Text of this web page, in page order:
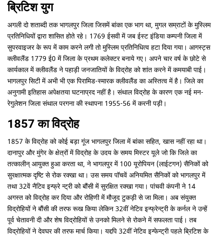
ब्रिटिश युग
अगली दो शताब्दी तक भागलपुर जिला जिसमें बांका एक भाग था, मुगल सम्राटों के मुस्लिम
प्रतिनिधियों द्वारा शासित होते रहे। 1769 ईसवी में जब ईस्ट इंडिया कम्पनी जिला में
सुपरवाइजर के रूप में काम करने लगी तो मुस्लिम प्रतिनिधित्व हटा दिया गया। आगस्ट्स
क्ली‍वलैंड 1779 ई0 में जिला के प्रथम कलेक्टर बनाये गए। अपने चार वर्ष के छोटे से
कार्यकाल में क्लीवलैंड ने पहाड़ी जनजातियों के विद्रोह को शांत करने में कमयाबी पाई।
भागलपुर सिटी में अभी भी एक पिरामिड-स्मारक क्लीवलैंड का अस्तित्व में है। जिले का
अनुगामी इतिहास अपेक्षतया घटनाप्रद नहीं है। संथाल विद्रोह के कारण एक नई मन-
रेगुलेशन जिला संथाल परगना की स्थापना 1955-56 में करनी पड़ी।
1857 का विद्रोह
1857 के विद्रोह को कोई बड़ा गूंज भागलपुर जिला में बांका सहित, खास नहीं रहा था।
दानापुर और मुंगेर के क्षेत्रों में विद्रोह के उदय के समय मिस्टर यूले जो कि जिले का
तत्कालीन् आयुक्त हुआ करता था, ने भागलपुर में 100 यूरोपियन (लाईटगन) सैनिकों को
सुरक्षात्मक दृष्टि से रोक रक्खा था। उस समय पॉचवें अनियमित सैनिकों को भागलपुर में
तथा 32वें नैटिव इन्फ्रे न्ट्री को बौंसी में सुरक्षित रक्खा गया। पांचवी कंपनी ने 14
अगस्त को विद्रोह कर दिया और रोहिणी में मौजूद टुकड़ी से जा मिला। अब संयुक्त
विद्रोहियों ने बौंसी की तरफ रूख किया लेकिन 32वीं नेटिव इन्फ्रेन्ट्री के कर्नल ने उन्हें
पूर्व चेतावनी दी और शेष विद्रोहियों से उनको मिलने से रोकने में सफलता पाई। तब
विद्रोहियों ने देवघर की तरफ मार्च किया। यद्दपि 32वीं नेटिव इन्फेन्ट्री पहले ब्रिटिश के